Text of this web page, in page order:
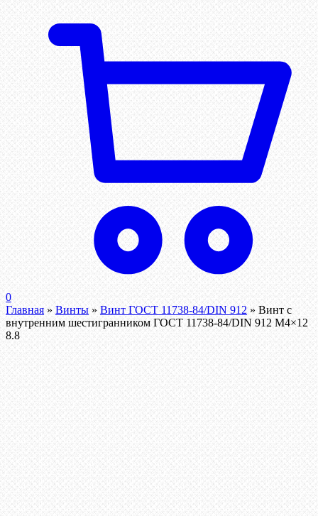
0
Главная » Винты » Винт ГОСТ 11738-84/DIN 912 » Винт c
внутренним шестигранником ГОСТ 11738-84/DIN 912 М4×12
8.8